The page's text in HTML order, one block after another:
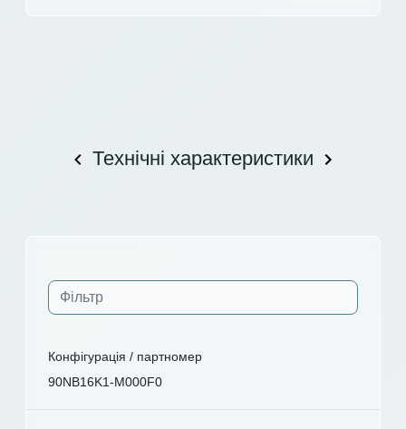
Технічні характеристики
Конфігурація / партномер
90NB16K1-M000F0